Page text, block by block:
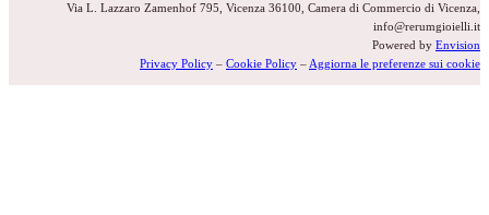
Via L. Lazzaro Zamenhof 795, Vicenza 36100, Camera di Commercio di Vicenza,
info@rerumgioielli.it
Powered by Envision
Privacy Policy – Cookie Policy – Aggiorna le preferenze sui cookie